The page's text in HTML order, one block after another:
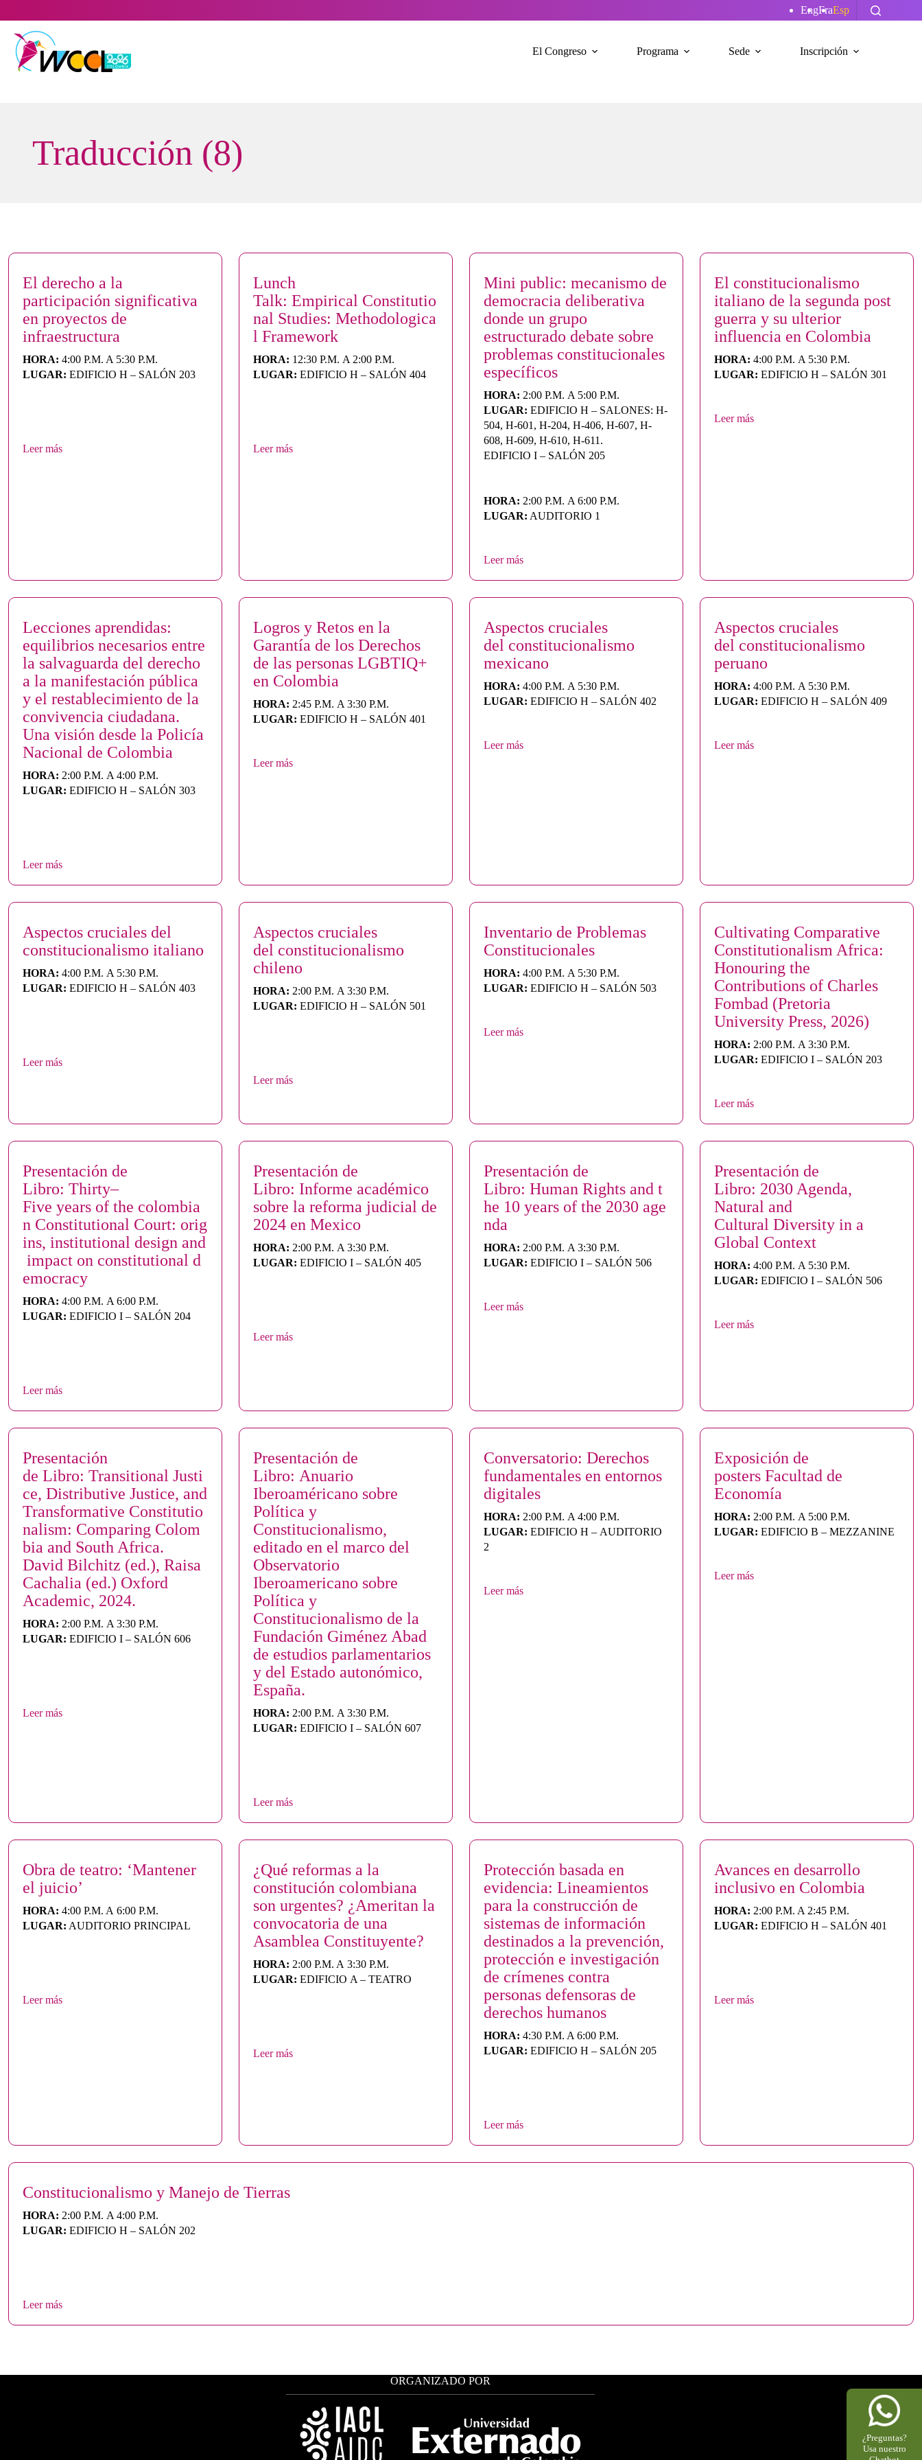
contenido
EngFraEsp
El Congreso Programa Sede Inscripción
Traducción (8)
El derecho a la
participación significativa
en proyectos de
infraestructura
HORA: 4:00 P.M. A 5:30 P.M.
LUGAR: EDIFICIO H – SALÓN 203
Leer más
Lunch
Talk: Empirical Constitutio
nal Studies: Methodologica
l Framework
HORA: 12:30 P.M. A 2:00 P.M.
LUGAR: EDIFICIO H – SALÓN 404
Leer más
Mini public: mecanismo de
democracia deliberativa
donde un grupo
estructurado debate sobre
problemas constitucionales
específicos
HORA: 2:00 P.M. A 5:00 P.M.
LUGAR: EDIFICIO H – SALONES: H-
504, H-601, H-204, H-406, H-607, H-
608, H-609, H-610, H-611.
EDIFICIO I – SALÓN 205
HORA: 2:00 P.M. A 6:00 P.M.
LUGAR: AUDITORIO 1
Leer más
El constitucionalismo
italiano de la segunda post
guerra y su ulterior
influencia en Colombia
HORA: 4:00 P.M. A 5:30 P.M.
LUGAR: EDIFICIO H – SALÓN 301
Leer más
Lecciones aprendidas:
equilibrios necesarios entre
la salvaguarda del derecho
a la manifestación pública
y el restablecimiento de la
convivencia ciudadana.
Una visión desde la Policía
Nacional de Colombia
HORA: 2:00 P.M. A 4:00 P.M.
LUGAR: EDIFICIO H – SALÓN 303
Leer más
Logros y Retos en la
Garantía de los Derechos
de las personas LGBTIQ+
en Colombia
HORA: 2:45 P.M. A 3:30 P.M.
LUGAR: EDIFICIO H – SALÓN 401
Leer más
Aspectos cruciales
del constitucionalismo
mexicano
HORA: 4:00 P.M. A 5:30 P.M.
LUGAR: EDIFICIO H – SALÓN 402
Leer más
Aspectos cruciales
del constitucionalismo
peruano
HORA: 4:00 P.M. A 5:30 P.M.
LUGAR: EDIFICIO H – SALÓN 409
Leer más
Aspectos cruciales del
constitucionalismo italiano
HORA: 4:00 P.M. A 5:30 P.M.
LUGAR: EDIFICIO H – SALÓN 403
Leer más
Aspectos cruciales
del constitucionalismo
chileno
HORA: 2:00 P.M. A 3:30 P.M.
LUGAR: EDIFICIO H – SALÓN 501
Leer más
Inventario de Problemas
Constitucionales
HORA: 4:00 P.M. A 5:30 P.M.
LUGAR: EDIFICIO H – SALÓN 503
Leer más
Cultivating Comparative
Constitutionalism Africa:
Honouring the
Contributions of Charles
Fombad (Pretoria
University Press, 2026)
HORA: 2:00 P.M. A 3:30 P.M.
LUGAR: EDIFICIO I – SALÓN 203
Leer más
Presentación de
Libro: Thirty–
Five years of the colombia
n Constitutional Court: orig
ins, institutional design and
impact on constitutional d
emocracy
HORA: 4:00 P.M. A 6:00 P.M.
LUGAR: EDIFICIO I – SALÓN 204
Leer más
Presentación de
Libro: Informe académico
sobre la reforma judicial de
2024 en Mexico
HORA: 2:00 P.M. A 3:30 P.M.
LUGAR: EDIFICIO I – SALÓN 405
Leer más
Presentación de
Libro: Human Rights and t
he 10 years of the 2030 age
nda
HORA: 2:00 P.M. A 3:30 P.M.
LUGAR: EDIFICIO I – SALÓN 506
Leer más
Presentación de
Libro: 2030 Agenda,
Natural and
Cultural Diversity in a
Global Context
HORA: 4:00 P.M. A 5:30 P.M.
LUGAR: EDIFICIO I – SALÓN 506
Leer más
Presentación
de Libro: Transitional Justi
ce, Distributive Justice, and
Transformative Constitutio
nalism: Comparing Colom
bia and South Africa.
David Bilchitz (ed.), Raisa
Cachalia (ed.) Oxford
Academic, 2024.
HORA: 2:00 P.M. A 3:30 P.M.
LUGAR: EDIFICIO I – SALÓN 606
Leer más
Presentación de
Libro: Anuario
Iberoaméricano sobre
Política y
Constitucionalismo,
editado en el marco del
Observatorio
Iberoamericano sobre
Política y
Constitucionalismo de la
Fundación Giménez Abad
de estudios parlamentarios
y del Estado autonómico,
España.
HORA: 2:00 P.M. A 3:30 P.M.
LUGAR: EDIFICIO I – SALÓN 607
Leer más
Conversatorio: Derechos
fundamentales en entornos
digitales
HORA: 2:00 P.M. A 4:00 P.M.
LUGAR: EDIFICIO H – AUDITORIO
2
Leer más
Exposición de
posters Facultad de
Economía
HORA: 2:00 P.M. A 5:00 P.M.
LUGAR: EDIFICIO B – MEZZANINE
Leer más
Obra de teatro: ‘Mantener
el juicio’
HORA: 4:00 P.M. A 6:00 P.M.
LUGAR: AUDITORIO PRINCIPAL
Leer más
¿Qué reformas a la
constitución colombiana
son urgentes? ¿Ameritan la
convocatoria de una
Asamblea Constituyente?
HORA: 2:00 P.M. A 3:30 P.M.
LUGAR: EDIFICIO A – TEATRO
Leer más
Protección basada en
evidencia: Lineamientos
para la construcción de
sistemas de información
destinados a la prevención,
protección e investigación
de crímenes contra
personas defensoras de
derechos humanos
HORA: 4:30 P.M. A 6:00 P.M.
LUGAR: EDIFICIO H – SALÓN 205
Leer más
Avances en desarrollo
inclusivo en Colombia
HORA: 2:00 P.M. A 2:45 P.M.
LUGAR: EDIFICIO H – SALÓN 401
Leer más
Constitucionalismo y Manejo de Tierras
HORA: 2:00 P.M. A 4:00 P.M.
LUGAR: EDIFICIO H – SALÓN 202
Leer más
ORGANIZADO POR
¿Preguntas?
Usa nuestro